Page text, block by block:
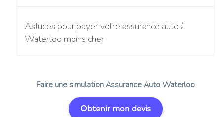
Astuces pour payer votre assurance auto à
Waterloo moins cher
Faire une simulation Assurance Auto Waterloo
Obtenir mon devis